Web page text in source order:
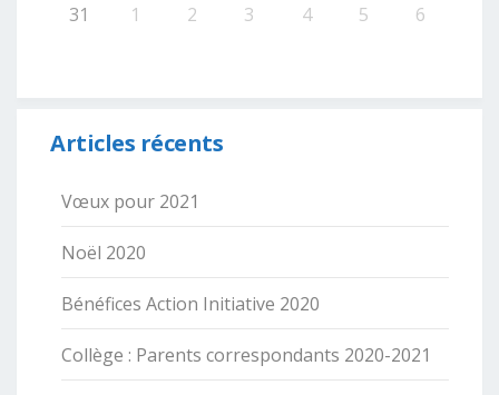
31 1 2 3 4 5 6
Articles récents
Vœux pour 2021
Noël 2020
Bénéfices Action Initiative 2020
Collège : Parents correspondants 2020-2021